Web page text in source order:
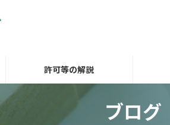
許可等の解説
ブログ